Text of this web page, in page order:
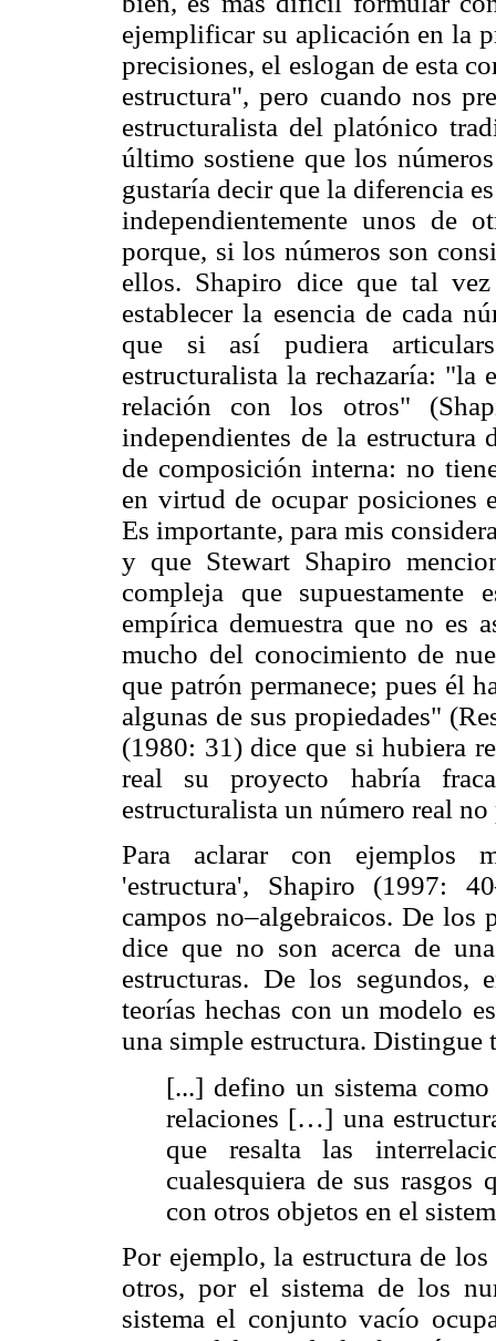
ejemplificar su aplicación en la
precisiones, el eslogan de esta
estructura", pero cuando nos
estructuralista del platónico
último sostiene que los
gustaría decir que la diferencia
independientemente unos de
porque, si los números son
ellos. Shapiro dice que tal
establecer la esencia de cada
que si así pudiera
estructuralista la rechazaría: "la
relación con los otros"
independientes de la estructura
de composición interna: no
en virtud de ocupar posiciones
Es importante, para mis
y que Stewart Shapiro
compleja que
empírica demuestra que no es
mucho del conocimiento de
que patrón permanece; pues él
algunas de sus propiedades"
(1980: 31) dice que si hubiera
real su proyecto habría
estructuralista un número real
Para aclarar con ejemplos
'estructura', Shapiro (1997:
campos no–algebraicos. De los
dice que no son acerca de
estructuras. De los segundos,
teorías hechas con un modelo
una simple estructura. Distingue
[...] defino un sistema
relaciones […] una
que resalta las
cualesquiera de sus rasgos
con otros objetos en el
Por ejemplo, la estructura de
otros, por el sistema de los
sistema el conjunto vacío